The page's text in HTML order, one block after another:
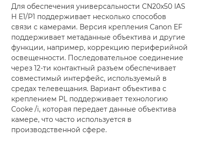
Для обеспечения универсальности CN20x50 IAS
H E1/P1 поддерживает несколько способов
связи с камерами. Версия крепления Canon EF
поддерживает метаданные объектива и другие
функции, например, коррекцию периферийной
освещенности. Последовательное соединение
через 12-ти контактный разъем обеспечивает
совместимый интерфейс, используемый в
средах телевещания. Вариант объектива с
креплением PL поддерживает технологию
Cooke /i, которая передает данные объектива
камере, что часто используется в
производственной сфере.